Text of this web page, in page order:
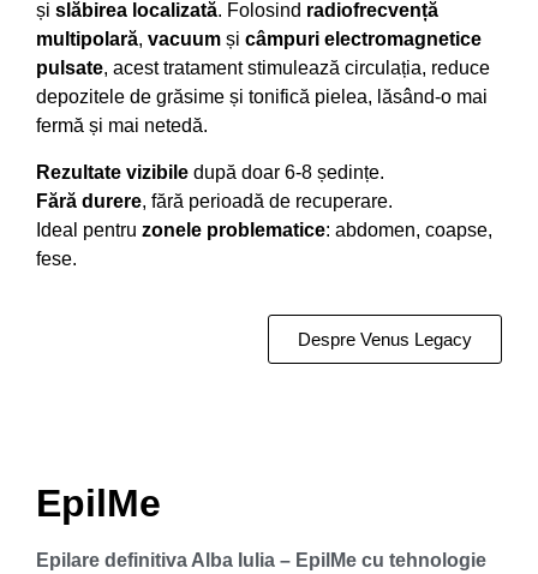
și slăbirea localizată. Folosind radiofrecvență
multipolară, vacuum și câmpuri electromagnetice
pulsate, acest tratament stimulează circulația, reduce
depozitele de grăsime și tonifică pielea, lăsând-o mai
fermă și mai netedă.
Rezultate vizibile după doar 6-8 ședințe.
Fără durere, fără perioadă de recuperare.
Ideal pentru zonele problematice: abdomen, coapse,
fese.
Despre Venus Legacy
EpilMe
Epilare definitiva Alba Iulia – EpilMe cu tehnologie